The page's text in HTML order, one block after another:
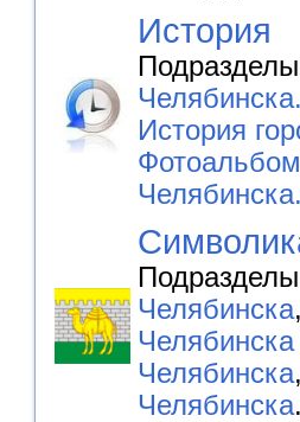
История
История
Челябинска
Челябинска
Челябинска